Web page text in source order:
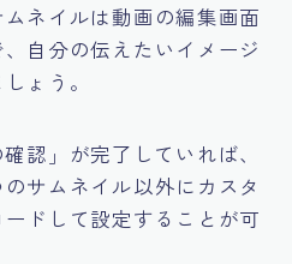
ネイルは動画の編集画面
自分の伝えたいイメージ
ょう。
認」が完了していれば、
サムネイル以外にカスタ
ドして設定することが可